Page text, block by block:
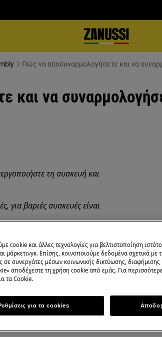
Πώς να αποσυναρμολογήσετε και να
και να
τη συσκευή και
για βαριές συσκευές είναι
επισκευή μπορεί να έχει
cookie και άλλες τεχνολογίες για βελτιστοποίηση
μάρκετινγκ. Επίσης, κοινοποιούμε δεδομένα σχετικά
σε συνεργάτες μέσων κοινωνικής δικτύωσης,
αποδέχεστε τη χρήση cookie από εμάς. Για
τα Cookie.
για τα cookies